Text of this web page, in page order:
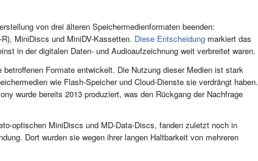
von drei älteren Speichermedienformaten beenden:
MiniDiscs und MiniDV-Kassetten. Diese Entscheidung markiert das
in der digitalen Daten- und Audioaufzeichnung weit verbreitet waren.
Formate entwickelt. Die Nutzung dieser Medien ist stark
wie Flash-Speicher und Cloud-Dienste sie verdrängt haben.
wurde bereits 2013 produziert, was den Rückgang der Nachfrage
optischen MiniDiscs und MD-Data-Discs, fanden zuletzt noch in
Dort wurden sie wegen ihrer langen Haltbarkeit von mehreren